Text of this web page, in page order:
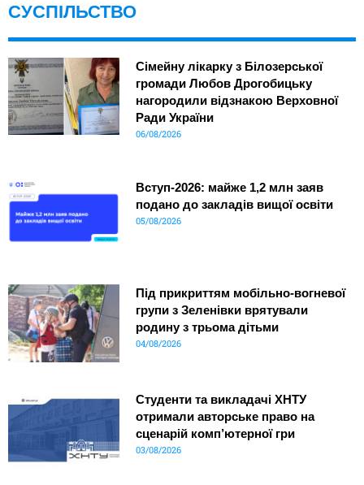
СУСПІЛЬСТВО
Сімейну лікарку з Білозерської
громади Любов Дрогобицьку
нагородили відзнакою Верховної
Ради України
06/08/2026
Вступ-2026: майже 1,2 млн заяв
подано до закладів вищої освіти
05/08/2026
Під прикриттям мобільно-вогневої
групи з Зеленівки врятували
родину з трьома дітьми
04/08/2026
Студенти та викладачі ХНТУ
отримали авторське право на
сценарій комп’ютерної гри
03/08/2026